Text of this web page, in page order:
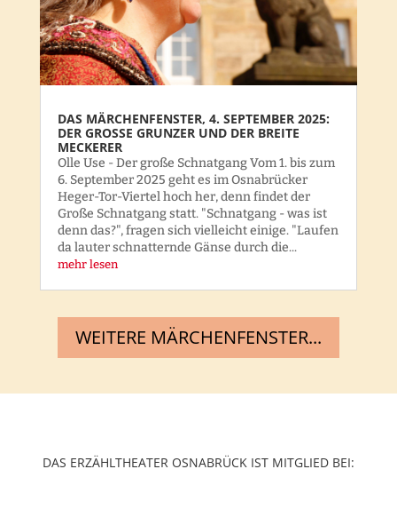
DAS MÄRCHENFENSTER, 4. SEPTEMBER 2025:
DER GROSSE GRUNZER UND DER BREITE M
ECKERER
Olle Use - Der große Schnatgang Vom 1. bis zum
6. September 2025 geht es im Osnabrücker
Heger-Tor-Viertel hoch her, denn findet der
Große Schnatgang statt. "Schnatgang - was ist
denn das?", fragen sich vielleicht einige. "Laufen
da lauter schnatternde Gänse durch die...
mehr lesen
WEITERE MÄRCHENFENSTER...
DAS ERZÄHLTHEATER OSNABRÜCK IST MITGLIED BEI: